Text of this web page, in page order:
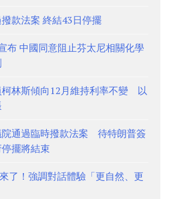
款法案 終結43日停擺
布 中國同意阻止芬太尼相關化學
柯林斯傾向12月維持利率不變 以
院通過臨時撥款法案 待特朗普簽
擺將結束
了！強調對話體驗「更自然、更